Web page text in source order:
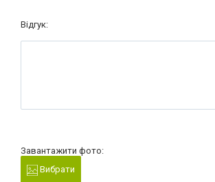
Відгук:
Завантажити фото:
Вибрати